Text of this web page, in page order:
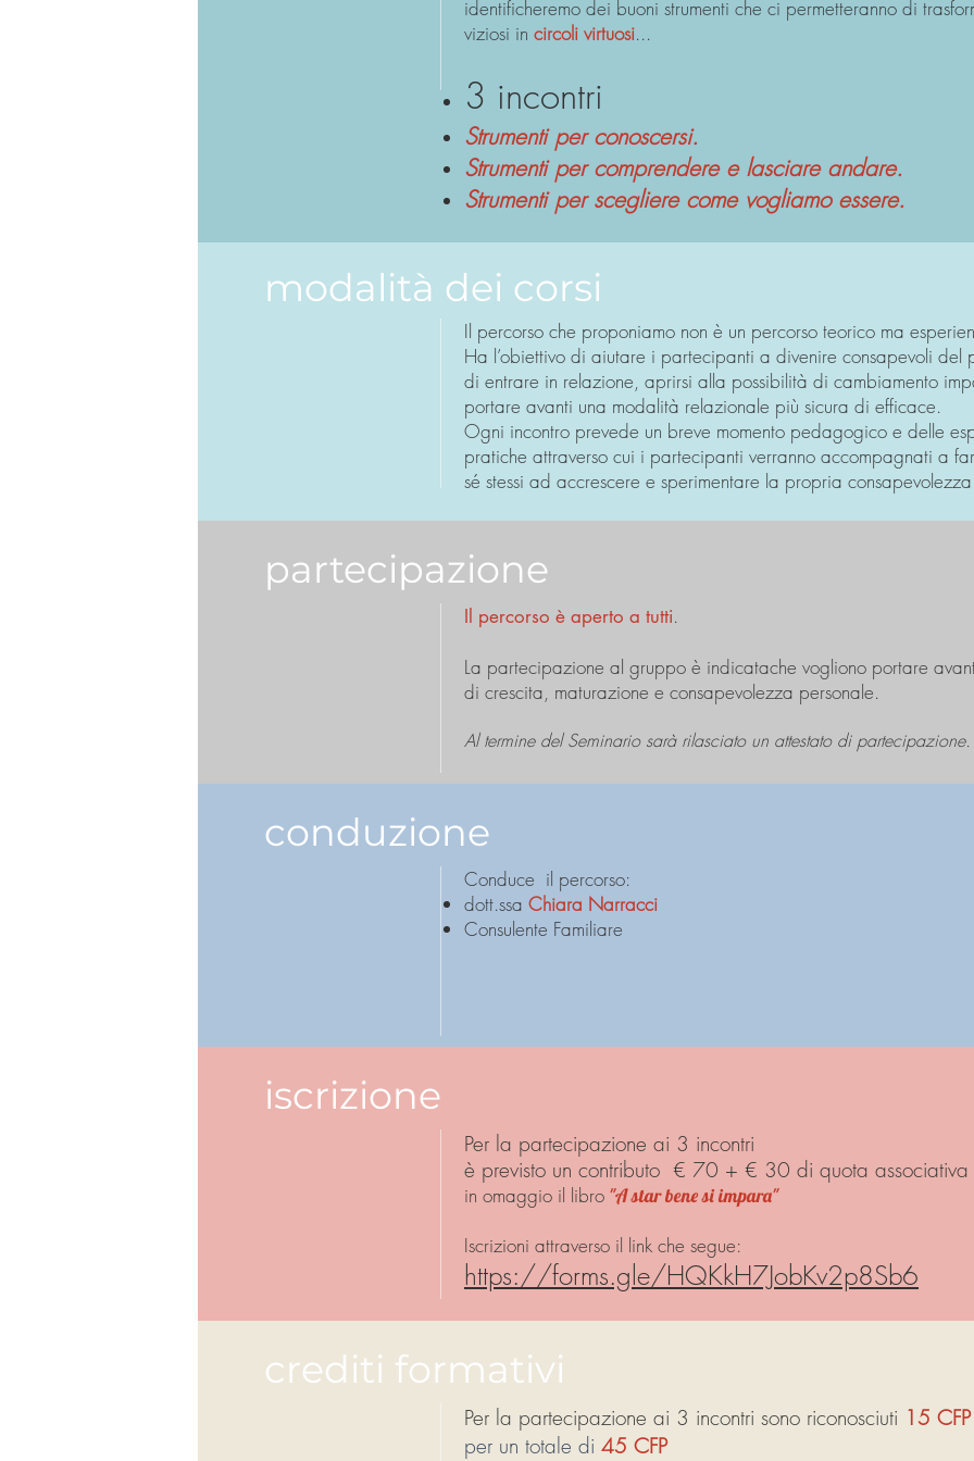
identificheremo dei buoni strumenti che ci permetteranno di
viziosi in circoli virtuosi...
3 incontri
Strumenti per conoscersi.
Strumenti per comprendere e lasciare andare.
Strumenti per scegliere come vogliamo essere.
modalità dei corsi
Il percorso che proponiamo non è un percorso teorico ma
Ha l’obiettivo di aiutare i partecipanti a divenire consapevoli del
di entrare in relazione, aprirsi alla possibilità di cambiamento
portare avanti una modalità relazionale più sicura di efficace.
Ogni incontro prevede un breve momento pedagogico e delle
pratiche attraverso cui i partecipanti verranno accompagnati a
sé stessi ad accrescere e sperimentare la propria
partecipazione
Il percorso è aperto a tutti.
La partecipazione al gruppo è indicatache vogliono portare
di crescita, maturazione e consapevolezza personale.
Al termine del Seminario sarà rilasciato un attestato di partecipazione.
conduzione
Conduce il percorso:
dott.ssa Chiara Narracci
Consulente Familiare
iscrizione
Per la partecipazione ai 3 incontri
è previsto un contributo € 70 + € 30 di quota associativa
in omaggio il libro "A star bene si impara"
Iscrizioni attraverso il link che segue:
https://forms.gle/HQKkH7JobKv2p8Sb6
crediti formativi
Per la partecipazione ai 3 incontri sono riconosciuti 15 CFP
per un totale di 45 CFP